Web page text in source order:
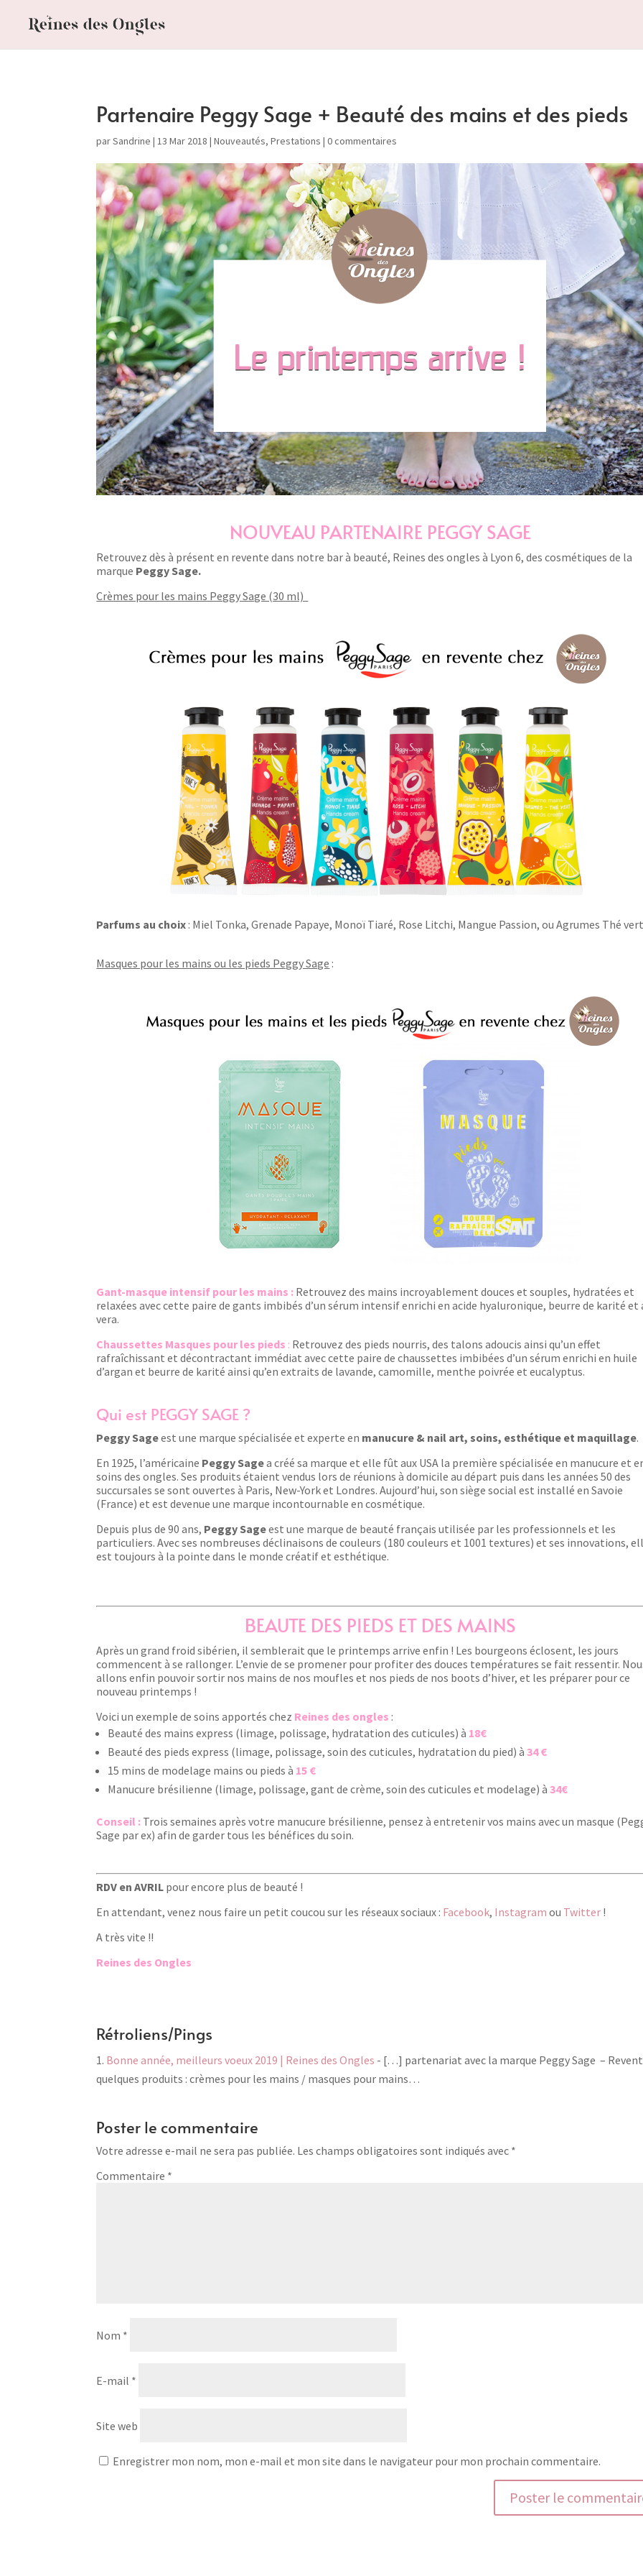
Partenaire Peggy Sage + Beauté des mains et des pieds
parSandrine |13 Mar 2018 |Nouveautés,Prestations |0 commentaires
NOUVEAU PARTENAIRE PEGGY SAGE
Retrouvez dès à présent en revente dans notre bar à beauté, Reines des ongles à Lyon 6, des cosmétiques de la
marque Peggy Sage.
Crèmes pour les mains Peggy Sage (30 ml)
Parfums au choix : Miel Tonka, Grenade Papaye, Monoï Tiaré, Rose Litchi, Mangue Passion, ou Agrumes Thé
Masques pour les mains ou les pieds Peggy Sage :
Gant-masque intensif pour les mains : Retrouvez des mains incroyablement douces et souples, hydratées et
relaxées avec cette paire de gants imbibés d’un sérum intensif enrichi en acide hyaluronique, beurre de karité et
vera.
Chaussettes Masques pour les pieds : Retrouvez des pieds nourris, des talons adoucis ainsi qu’un effet
rafraîchissant et décontractant immédiat avec cette paire de chaussettes imbibées d’un sérum enrichi en huile
d’argan et beurre de karité ainsi qu’en extraits de lavande, camomille, menthe poivrée et eucalyptus.
Qui est PEGGY SAGE ?
Peggy Sageest une marque spécialisée et experte en manucure & nail art, soins, esthétique et maquillage.
En 1925, l’américaine Peggy Sagea créé sa marque et elle fût aux USA la première spécialisée en manucure et
soins des ongles. Ses produits étaient vendus lors de réunions à domicile au départ puis dans les années 50 des
succursales se sont ouvertes à Paris, New-York et Londres. Aujourd’hui, son siège social est installé en Savoie
(France) et est devenue une marque incontournable en cosmétique.
Depuis plus de 90 ans, Peggy Sageest une marque de beauté français utilisée par les professionnels et les
particuliers. Avec ses nombreuses déclinaisons de couleurs (180 couleurs et 1001 textures) et ses innovations,
est toujours à la pointe dans le monde créatif et esthétique.
BEAUTE DES PIEDS ET DES MAINS
Après un grand froid sibérien, il semblerait que le printemps arrive enfin ! Les bourgeons éclosent, les jours
commencent à se rallonger. L’envie de se promener pour profiter des douces températures se fait ressentir.
allons enfin pouvoir sortir nos mains de nos moufles et nos pieds de nos boots d’hiver, et les préparer pour ce
nouveau printemps !
Voici un exemple de soins apportés chez Reines des ongles :
Beauté des mains express (limage, polissage, hydratation des cuticules) à 18€
Beauté des pieds express (limage, polissage, soin des cuticules, hydratation du pied) à34€
15 mins de modelage mains ou pieds à 15 €
Manucure brésilienne (limage, polissage, gant de crème, soin des cuticules et modelage) à34€
Conseil : Trois semaines après votre manucure brésilienne, pensez à entretenir vos mains avec un masque
Sage par ex) afin de garder tous les bénéfices du soin.
RDV en AVRIL pour encore plus de beauté !
En attendant, venez nous faire un petit coucou sur les réseaux sociaux : Facebook, Instagram ou Twitter !
A très vite !!
Reines des Ongles
Rétroliens/Pings
Bonne année, meilleurs voeux 2019 | Reines des Ongles - […] partenariat avec la marque Peggy Sage –
quelques produits : crèmes pour les mains / masques pour mains…
Poster le commentaire
Votre adresse e-mail ne sera pas publiée. Les champs obligatoires sont indiqués avec *
Commentaire *
Nom *
E-mail *
Site web
Enregistrer mon nom, mon e-mail et mon site dans le navigateur pour mon prochain commentaire.